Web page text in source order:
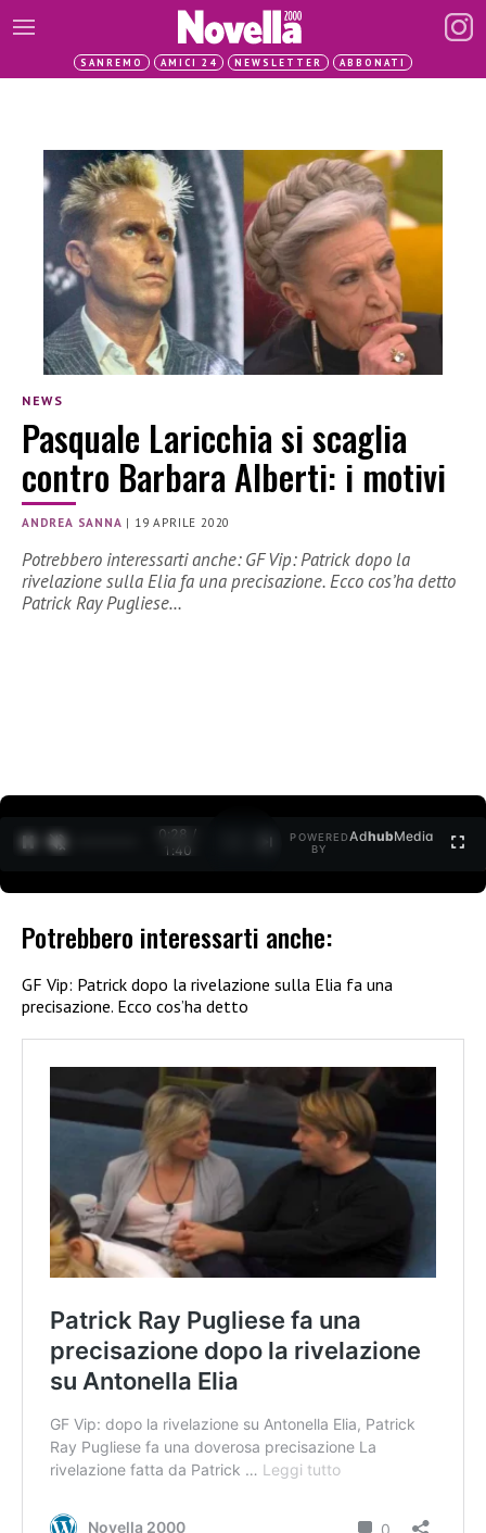
SANREMO AMICI 24 NEWSLETTER ABBONATI
NEWS
Pasquale Laricchia si scaglia
contro Barbara Alberti: i motivi
ANDREA SANNA | 19 APRILE 2020
Potrebbero interessarti anche: GF Vip: Patrick dopo la
rivelazione sulla Elia fa una precisazione. Ecco cos’ha detto
Patrick Ray Pugliese…
0:28 /
1:40
POWERED
BY
AdhubMedia
Potrebbero interessarti anche:
GF Vip: Patrick dopo la rivelazione sulla Elia fa una
precisazione. Ecco cos’ha detto